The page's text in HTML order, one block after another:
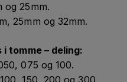
og 25mm.
25mm og 32mm.
tomme – deling:
075 og 100.